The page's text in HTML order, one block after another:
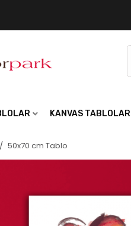
KANVAS TABLOLAR
50x70 cm Tablo